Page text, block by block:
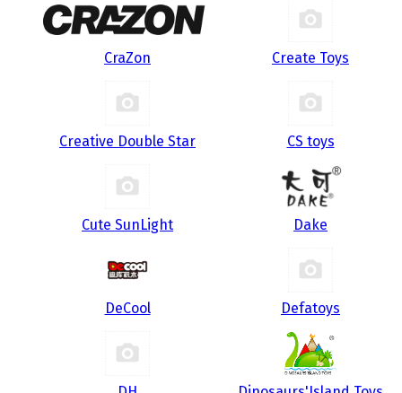
CraZon Create Toys
Creative Double Star CS toys
Cute SunLight Dake
DeCool Defatoys